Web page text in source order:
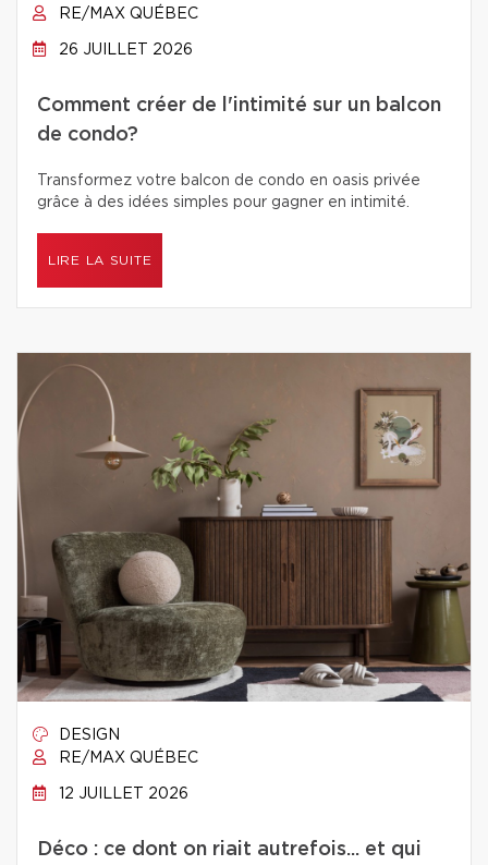
RE/MAX QUÉBEC
26 JUILLET 2026
Comment créer de l'intimité sur un balcon
de condo?
Transformez votre balcon de condo en oasis privée
grâce à des idées simples pour gagner en intimité.
LIRE LA SUITE
DESIGN
RE/MAX QUÉBEC
12 JUILLET 2026
Déco : ce dont on riait autrefois... et qui